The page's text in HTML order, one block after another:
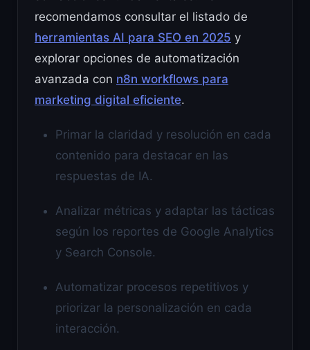
recomendamos consultar el listado de
herramientas AI para SEO en 2025 y
explorar opciones de automatización
avanzada con n8n workflows para
marketing digital eficiente.
Primar la claridad y resolución en cada
contenido para destacar en las
respuestas de IA.
Analizar métricas y adaptar las tácticas
según los reportes de Google Analytics
y Search Console.
Automatizar procesos repetitivos y
priorizar la personalización en cada
interacción.